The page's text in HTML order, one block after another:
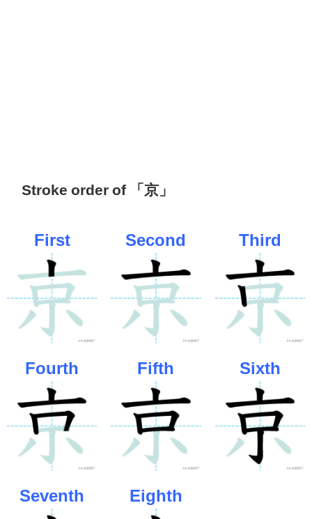
Stroke order of 「京」
First Second Third
Fourth Fifth Sixth
Seventh Eighth